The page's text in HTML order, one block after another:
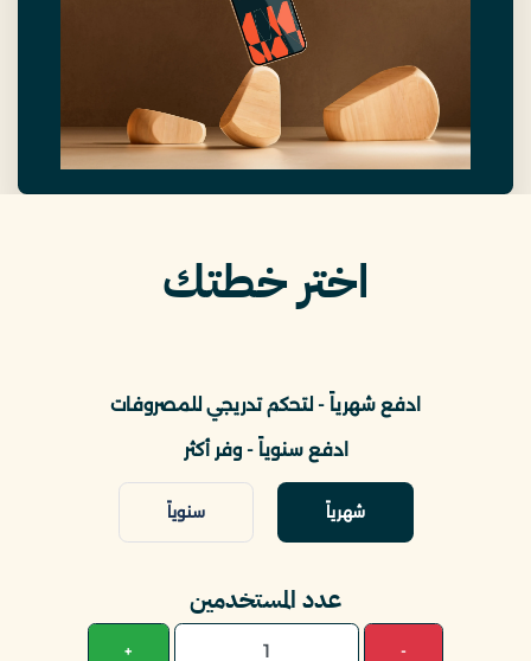
اختر خطتك
ادفع شهرياً - لتحكم تدريجي للمصروفات
ادفع سنوياً - وفر أكثر
شهرياً سنوياً
عدد المستخدمين
-
+